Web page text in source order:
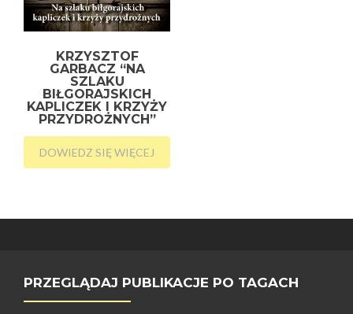
KRZYSZTOF
GARBACZ “NA
SZLAKU
BIŁGORAJSKICH
KAPLICZEK I KRZYŻY
PRZYDROŻNYCH”
DOWIEDZ SIĘ WIĘCEJ
PRZEGLĄDAJ PUBLIKACJE PO TAGACH